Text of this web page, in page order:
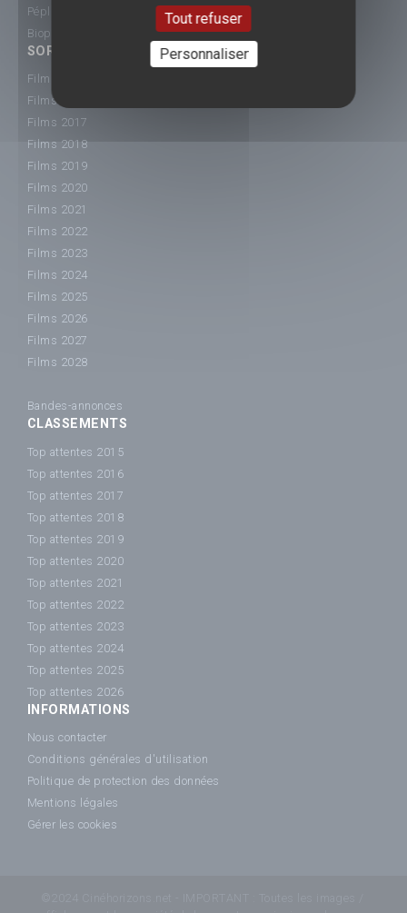
Péplum
Biopic
SORTIE CINÉ
Films 2015
Films 2016
Films 2017
Films 2018
Films 2019
Films 2020
Films 2021
Films 2022
Films 2023
Films 2024
Films 2025
Films 2026
Films 2027
Films 2028
Bandes-annonces
CLASSEMENTS
Top attentes 2015
Top attentes 2016
Top attentes 2017
Top attentes 2018
Top attentes 2019
Top attentes 2020
Top attentes 2021
Top attentes 2022
Top attentes 2023
Top attentes 2024
Top attentes 2025
Top attentes 2026
INFORMATIONS
Nous contacter
Conditions générales d'utilisation
Politique de protection des données
Mentions légales
Gérer les cookies
Tout refuser
Personnaliser